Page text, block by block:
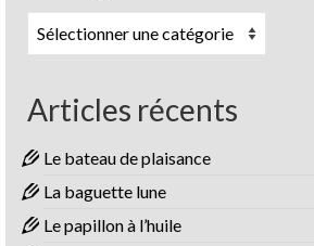
Catégories
Articles récents
Le bateau de plaisance
La baguette lune
Le papillon à l’huile